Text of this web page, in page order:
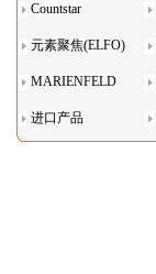
Countstar
元素聚焦(ELFO)
MARIENFELD
进口产品